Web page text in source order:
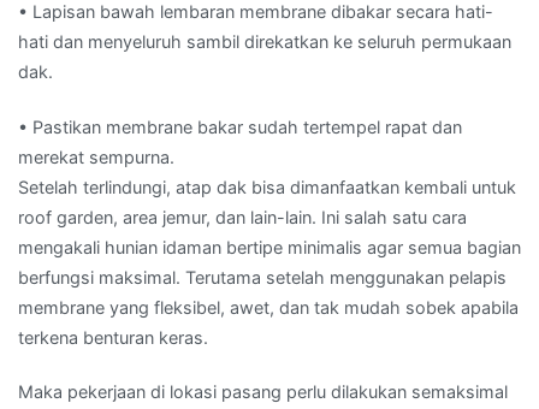
• Lapisan bawah lembaran membrane dibakar secara hati-
hati dan menyeluruh sambil direkatkan ke seluruh permukaan
dak.
• Pastikan membrane bakar sudah tertempel rapat dan
merekat sempurna.
Setelah terlindungi, atap dak bisa dimanfaatkan kembali untuk
roof garden, area jemur, dan lain-lain. Ini salah satu cara
mengakali hunian idaman bertipe minimalis agar semua bagian
berfungsi maksimal. Terutama setelah menggunakan pelapis
membrane yang fleksibel, awet, dan tak mudah sobek apabila
terkena benturan keras.
Maka pekerjaan di lokasi pasang perlu dilakukan semaksimal